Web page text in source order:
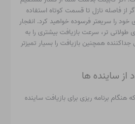
از فاصله نازل تا قسمت کوتاه استفاده
را سریعتر فرسوده خواهید کرد. انفجار
تر، سرعت بازیافت بیشتری را به
همچنین بازیافت را بسیار تمیزتر
از ساینده ها
هنگام برنامه ریزی برای بازیافت ساینده